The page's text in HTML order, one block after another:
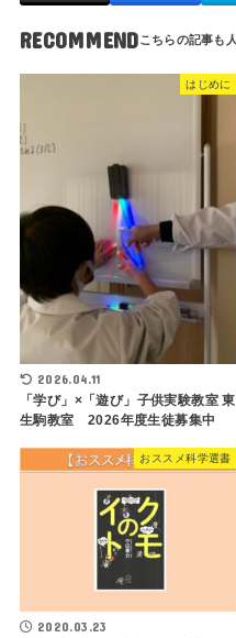
RECOMMEND
はじめに
2026.04.11
「学び」×「遊び」子供実験教室 東
生駒教室 2026年度生徒募集中
おススメ科学選書
2020.03.23